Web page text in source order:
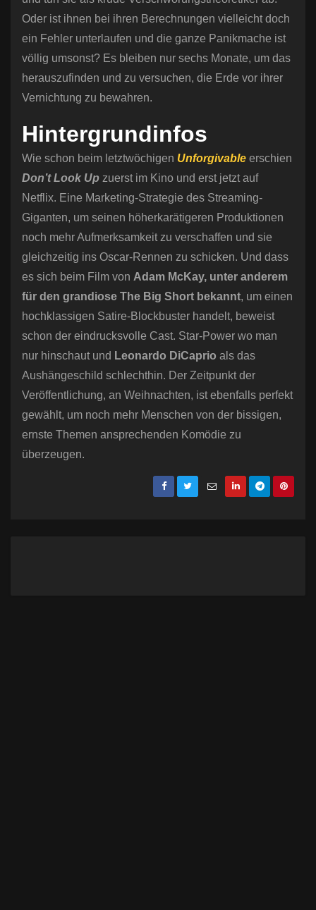
Oder ist ihnen bei ihren Berechnungen vielleicht doch
ein Fehler unterlaufen und die ganze Panikmache ist
völlig umsonst? Es bleiben nur sechs Monate, um das
herauszufinden und zu versuchen, die Erde vor ihrer
Vernichtung zu bewahren.
Hintergrundinfos
Wie schon beim letztwöchigen Unforgivable erschien
Don’t Look Up zuerst im Kino und erst jetzt auf
Netflix. Eine Marketing-Strategie des Streaming-
Giganten, um seinen höherkarätigeren Produktionen
noch mehr Aufmerksamkeit zu verschaffen und sie
gleichzeitig ins Oscar-Rennen zu schicken. Und dass
es sich beim Film von Adam McKay, unter anderem
für den grandiose The Big Short bekannt, um einen
hochklassigen Satire-Blockbuster handelt, beweist
schon der eindrucksvolle Cast. Star-Power wo man
nur hinschaut und Leonardo DiCaprio als das
Aushängeschild schlechthin. Der Zeitpunkt der
Veröffentlichung, an Weihnachten, ist ebenfalls perfekt
gewählt, um noch mehr Menschen von der bissigen,
ernste Themen ansprechenden Komödie zu
überzeugen.